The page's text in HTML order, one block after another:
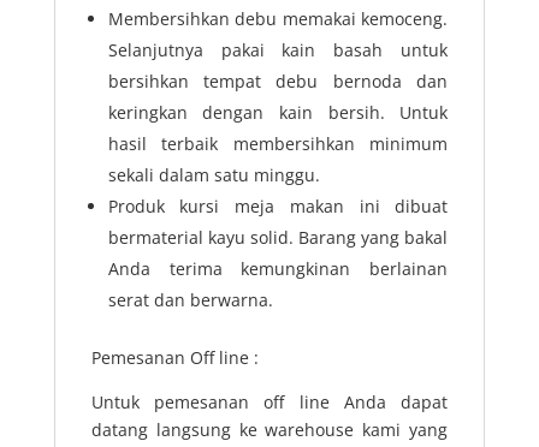
Membersihkan debu memakai kemoceng.
Selanjutnya pakai kain basah untuk
bersihkan tempat debu bernoda dan
keringkan dengan kain bersih. Untuk
hasil terbaik membersihkan minimum
sekali dalam satu minggu.
Produk kursi meja makan ini dibuat
bermaterial kayu solid. Barang yang bakal
Anda terima kemungkinan berlainan
serat dan berwarna.
Pemesanan Off line :
Untuk pemesanan off line Anda dapat
datang langsung ke warehouse kami yang